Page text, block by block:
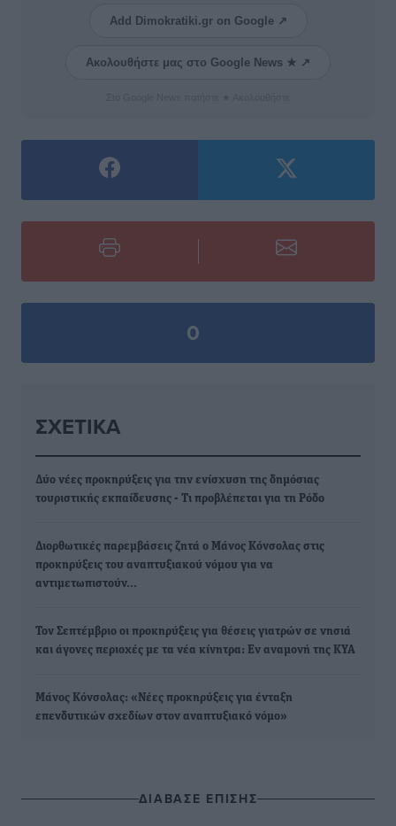
Add Dimokratiki.gr on Google ↗
Ακολουθήστε μας στο Google News ★ ↗
0
ΣΧΕΤΙΚΆ
Δύο νέες προκηρύξεις για την ενίσχυση της δημόσιας
τουριστικής εκπαίδευσης - Τι προβλέπεται για τη Ρόδο
Διορθωτικές παρεμβάσεις ζητά ο Μάνος Κόνσολας στις
προκηρύξεις του αναπτυξιακού νόμου για να
αντιμετωπιστούν…
Τον Σεπτέμβριο οι προκηρύξεις για θέσεις γιατρών σε νησιά
και άγονες περιοχές με τα νέα κίνητρα: Εν αναμονή της ΚΥΑ
Μάνος Κόνσολας: «Νέες προκηρύξεις για ένταξη
επενδυτικών σχεδίων στον αναπτυξιακό νόμο»
ΔΙΑΒΑΣΕ ΕΠΙΣΗΣ